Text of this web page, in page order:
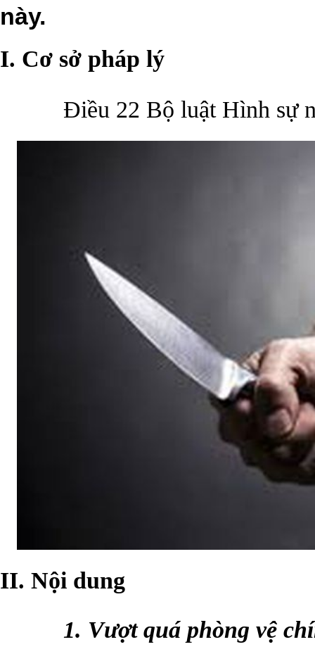
này.
I. Cơ sở pháp lý
Điều 22 Bộ luật Hình sự
II. Nội dung
1. Vượt quá phòng vệ